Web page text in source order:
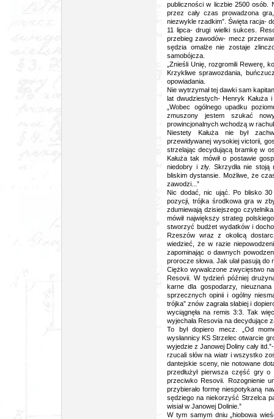
publiczności w liczbie 2500 osób.
przez cały czas prowadzona
niezwykle rzadkim”. Święta racja-
11 lipca- drugi wielki sukces.
przebieg zawodów- mecz
sędzia omalże nie zostaje
samobójcza.
„Znieśli Unię, rozgromili Rewerę,
Krzykliwe sprawozdania,
opowiadania.
Nie wytrzymał tej dawki sam
lat dwudziestych- Henryk Kałuża
„Wobec ogólnego upadku
zmuszony jestem szukać
prowincjonalnych wchodzą w
Niestety Kałuża nie był
przewidywanej wysokiej victorii,
strzelając decydującą bramkę w
Kałuża tak mówił o postawie
niedobry i zły. Skrzydła nie
bliskim dystansie. Możliwe, że
zawodzi...”
Nic dodać, nic ująć. Po blisko
pozycji, trójka środkowa gra w
zdumiewają dzisiejszego
mówił największy strateg
stworzyć budżet wydatków i
Rzeszów wraz z okolicą
wiedzieć, że w razie
zapominając o dawnych
prorocze słowa. Jak ulał pasują do
Ciężko wywalczone zwycięstwo
Resovii. W tydzień później
karne dla gospodarzy,
sprzecznych opinii i ogólny
trójka” znów zagrała słabiej i
wyciągnęła na remis 3:3. Tak
wyjechała Resovia na decydujące
To był dopiero mecz. „Od
wysłannicy KS Strzelec otwarcie
wyjedzie z Janowej Doliny cały
rzucali słów na wiatr i wszystko
dantejskie sceny, nie notowane
przedłużył pierwsza część gry
przeciwko Resovii. Rozognienie
przybierało formę niespotykaną
sędziego na niekorzyść Strzelca
wisiał w Janowej Dolinie.”
W tym samym dniu „hiobowa